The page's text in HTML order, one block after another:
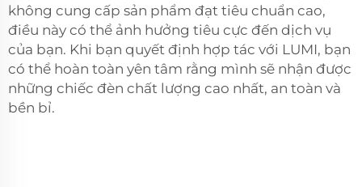
không cung cấp sản phẩm đạt tiêu chuẩn cao,
điều này có thể ảnh hưởng tiêu cực đến dịch vụ
của bạn. Khi bạn quyết định hợp tác với LUMI, bạn
có thể hoàn toàn yên tâm rằng mình sẽ nhận được
những chiếc đèn chất lượng cao nhất, an toàn và
bền bỉ.